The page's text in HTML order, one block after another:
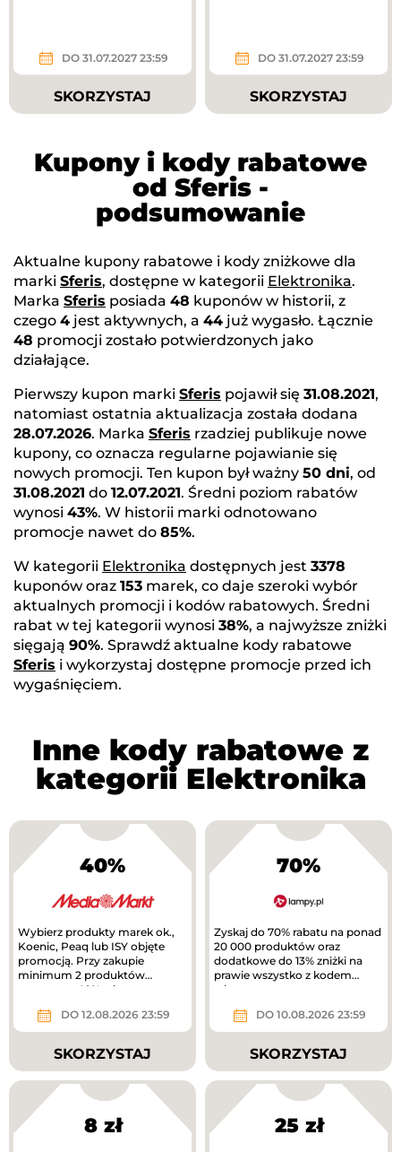
DO 31.07.2027 23:59
SKORZYSTAJ
DO 31.07.2027 23:59
SKORZYSTAJ
Kupony i kody rabatowe
od Sferis -
podsumowanie
Aktualne kupony rabatowe i kody zniżkowe dla
marki Sferis, dostępne w kategorii Elektronika.
Marka Sferis posiada 48 kuponów w historii, z
czego 4 jest aktywnych, a 44 już wygasło. Łącznie
48 promocji zostało potwierdzonych jako
działające.
Pierwszy kupon marki Sferis pojawił się 31.08.2021,
natomiast ostatnia aktualizacja została dodana
28.07.2026. Marka Sferis rzadziej publikuje nowe
kupony, co oznacza regularne pojawianie się
nowych promocji. Ten kupon był ważny 50 dni, od
31.08.2021 do 12.07.2021. Średni poziom rabatów
wynosi 43%. W historii marki odnotowano
promocje nawet do 85%.
W kategorii Elektronika dostępnych jest 3378
kuponów oraz 153 marek, co daje szeroki wybór
aktualnych promocji i kodów rabatowych. Średni
rabat w tej kategorii wynosi 38%, a najwyższe zniżki
sięgają 90%. Sprawdź aktualne kody rabatowe
Sferis i wykorzystaj dostępne promocje przed ich
wygaśnięciem.
Inne kody rabatowe z
kategorii Elektronika
40%
Wybierz produkty marek ok.,
Koenic, Peaq lub ISY objęte
promocją. Przy zakupie
minimum 2 produktów
otrzymasz 40% rabatu na
DO 12.08.2026 23:59
SKORZYSTAJ
70%
Zyskaj do 70% rabatu na ponad
20 000 produktów oraz
dodatkowe do 13% zniżki na
prawie wszystko z kodem
rabatowym.
DO 10.08.2026 23:59
SKORZYSTAJ
8 zł 25 zł